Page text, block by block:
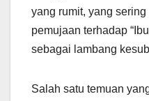
yang rumit, yang
pemujaan terhadap
sebagai lambang
Salah satu temuan